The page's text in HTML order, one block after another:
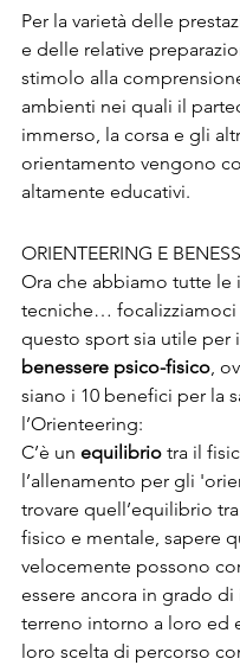
Per la varietà delle
e delle relative
stimolo alla
ambienti nei quali il
immerso, la corsa e gli
orientamento vengono
altamente educativi.
ORIENTEERING E
Ora che abbiamo tutte le
tecniche… focalizziamoci
questo sport sia utile per
benessere psico-fisico,
siano i 10 benefici per la
l’Orienteering:
C’è un equilibrio tra il
l’allenamento per gli
trovare quell’equilibrio
fisico e mentale, sapere
velocemente possono
essere ancora in grado
terreno intorno a loro ed
loro scelta di percorso